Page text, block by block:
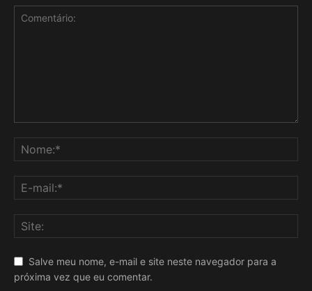
Salve meu nome, e-mail e site neste navegador para a
próxima vez que eu comentar.